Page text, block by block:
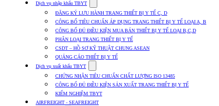
Dịch vụ nhập khẩu TBYT
submenu
for
Dịch
vụ
nhập
khẩu
TBYT
ĐĂNG KÝ LƯU HÀNH TRANG THIẾT BỊ Y TẾ C, D
CÔNG BỐ TIÊU CHUẨN ÁP DỤNG TRANG THIẾT BỊ Y TẾ LOẠI A, B
CÔNG BỐ ĐỦ ĐIỀU KIỆN MUA BÁN THIẾT BỊ Y TẾ LOẠI B,C,D
PHÂN LOẠI TRANG THIẾT BỊ Y TẾ
CSDT – HỒ SƠ KỸ THUẬT CHUNG ASEAN
QUẢNG CÁO THIẾT BỊ Y TẾ
Dịch vụ xuất khẩu TBYT
submenu
for
Dịch
vụ
xuất
CHỨNG NHẬN TIÊU CHUẨN CHẤT LƯỢNG ISO 13485
CÔNG BỐ ĐỦ ĐIỀU KIỆN SẢN XUẤT TRANG THIẾT BỊ Y TẾ
KIỂM NGHIỆM TBYT
AIRFREIGHT - SEAFREIGHT